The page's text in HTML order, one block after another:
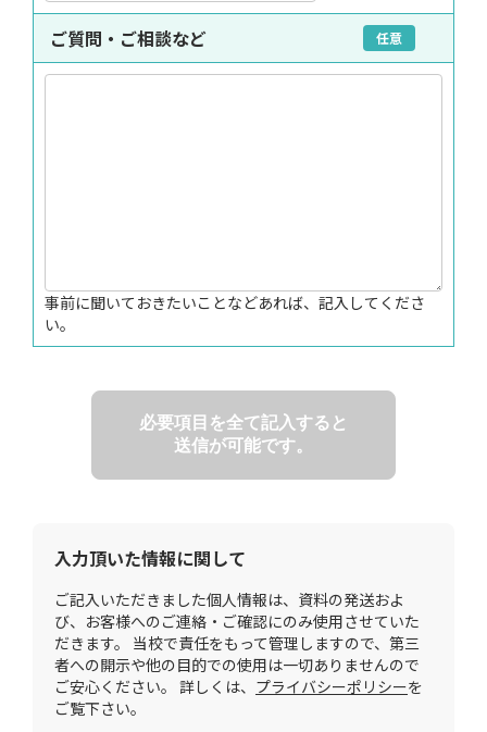
ご質問・ご相談など 任意
事前に聞いておきたいことなどあれば、記入してくださ
い。
必要項目を全て記入すると
送信が可能です。
入力頂いた情報に関して
ご記入いただきました個人情報は、資料の発送およ
び、お客様へのご連絡・ご確認にのみ使用させていた
だきます。 当校で責任をもって管理しますので、第三
者への開示や他の目的での使用は一切ありませんので
ご安心ください。 詳しくは、 プライバシーポリシーを
ご覧下さい。